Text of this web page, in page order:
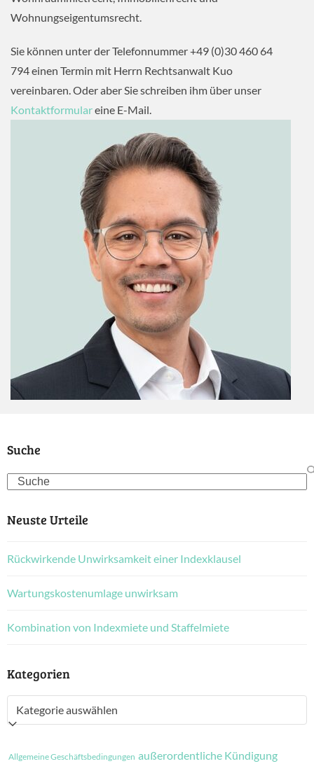
Wohnungseigentumsrecht.
Sie können unter der Telefonnummer +49 (0)30 460 64
794 einen Termin mit Herrn Rechtsanwalt Kuo
vereinbaren. Oder aber Sie schreiben ihm über unser
Kontaktformulareine E-Mail.
Suche
Search
Neuste Urteile
Rückwirkende Unwirksamkeit einer Indexklausel
Wartungskostenumlage unwirksam
Kombination von Indexmiete und Staffelmiete
Kategorien
Kategorien
Allgemeine Geschäftsbedingungen außerordentliche Kündigung